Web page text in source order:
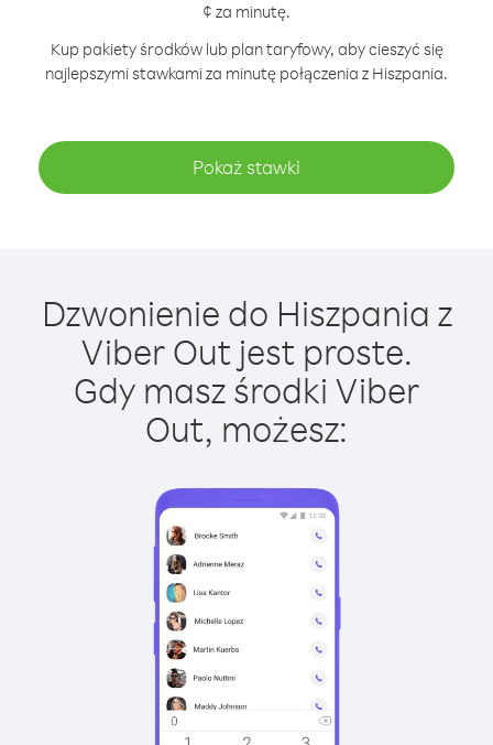
¢ za minutę.
Kup pakiety środków lub plan taryfowy, aby cieszyć się
najlepszymi stawkami za minutę połączenia z Hiszpania.
Pokaż stawki
Dzwonienie do Hiszpania z
Viber Out jest proste.
Gdy masz środki Viber
Out, możesz: